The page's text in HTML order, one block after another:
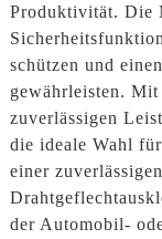
Produktivität. Die
schützen und
gewährleisten.
zuverlässigen
die ideale Wahl
einer
der Automobil-